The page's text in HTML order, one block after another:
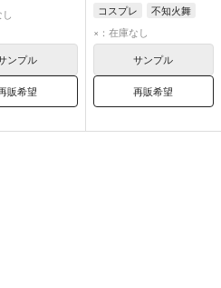
ンプル
販希望
コスプレ
不知火舞
×：在庫なし
サンプル
再販希望